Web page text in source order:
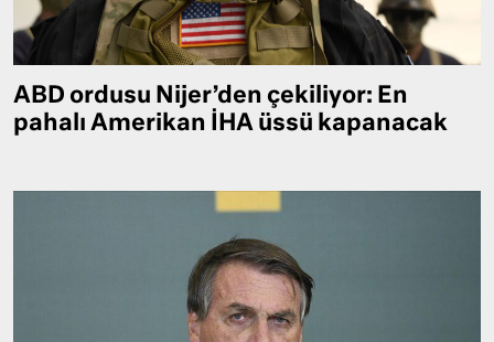
ABD ordusu Nijer’den çekiliyor: En
pahalı Amerikan İHA üssü kapanacak